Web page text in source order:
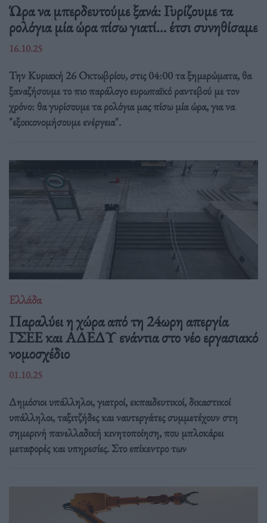
Ώρα να μπερδευτούμε ξανά: Γυρίζουμε τα
ρολόγια μία ώρα πίσω γιατί… έτσι συνηθίσαμε
16.10.25
Την Κυριακή 26 Οκτωβρίου, στις 04:00 τα ξημερώματα, θα
ξαναζήσουμε το πιο παράλογο ευρωπαϊκό ραντεβού με τον
χρόνο: θα γυρίσουμε τα ρολόγια μας πίσω μία ώρα, για να
"εξοικονομήσουμε ενέργεια".
Ελλάδα
Παραλύει η χώρα από τη 24ωρη απεργία
ΓΣΕΕ και ΑΔΕΔΥ ενάντια στο νέο εργασιακό
νομοσχέδιο
01.10.25
Δημόσιοι υπάλληλοι, γιατροί, εκπαιδευτικοί, δικαστικοί
υπάλληλοι, ταξιτζήδες και ναυτεργάτες συμμετέχουν στη
σημερινή πανελλαδική κινητοποίηση, που μπλοκάρει
μεταφορές και υπηρεσίες. Στο επίκεντρο των